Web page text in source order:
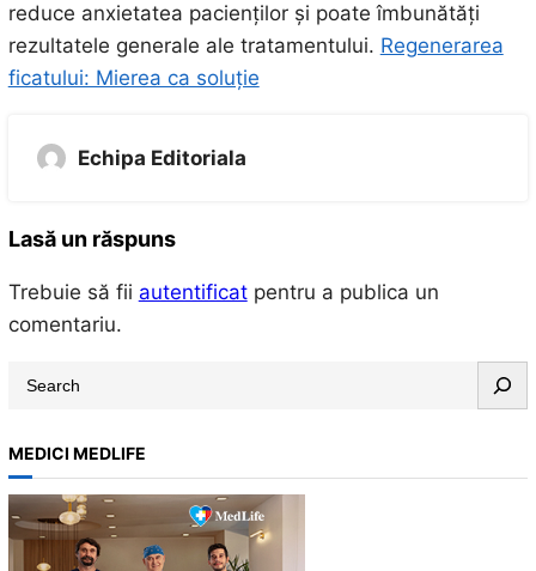
reduce anxietatea pacienților și poate îmbunătăți
rezultatele generale ale tratamentului. Regenerarea
ficatului: Mierea ca soluție
Echipa Editoriala
Lasă un răspuns
Trebuie să fii autentificatpentru a publica un
comentariu.
a
r
c
h
MEDICI MEDLIFE